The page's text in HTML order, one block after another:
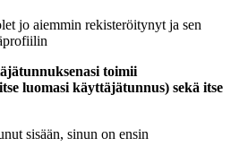
jo aiemmin rekisteröitynyt ja sen
toimii
luomasi käyttäjätunnus) sekä itse
sisään, sinun on ensin